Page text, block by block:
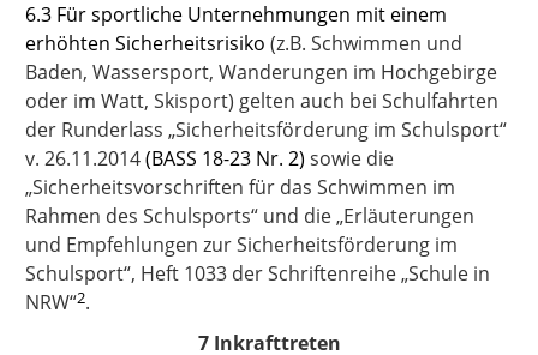
6.3 Für sportliche Unternehmungen mit einem
erhöhten Sicherheitsrisiko (z.B. Schwimmen und
Baden, Wassersport, Wanderungen im Hochgebirge
oder im Watt, Skisport) gelten auch bei Schulfahrten
der Runderlass „Sicherheitsförderung im Schulsport“
v. 26.11.2014(BASS 18-23 Nr. 2) sowie die
„Sicherheitsvorschriften für das Schwimmen im
Rahmen des Schulsports“ und die „Erläuterungen
und Empfehlungen zur Sicherheitsförderung im
Schulsport“, Heft 1033 der Schriftenreihe „Schule in
NRW“2.
7 Inkrafttreten